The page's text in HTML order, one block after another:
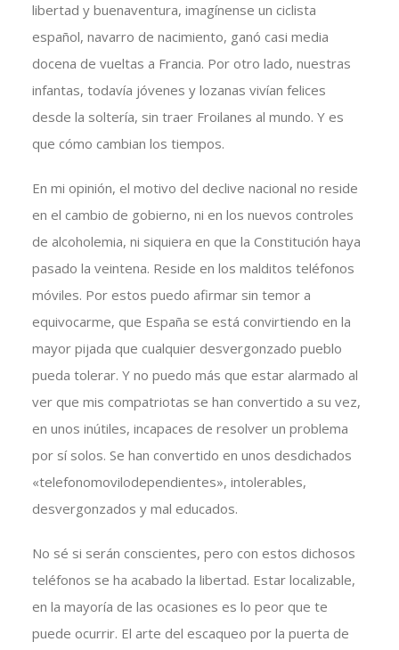
libertad y buenaventura, imagínense un ciclista
español, navarro de nacimiento, ganó casi media
docena de vueltas a Francia. Por otro lado, nuestras
infantas, todavía jóvenes y lozanas vivían felices
desde la soltería, sin traer Froilanes al mundo. Y es
que cómo cambian los tiempos.
En mi opinión, el motivo del declive nacional no reside
en el cambio de gobierno, ni en los nuevos controles
de alcoholemia, ni siquiera en que la Constitución haya
pasado la veintena. Reside en los malditos teléfonos
móviles. Por estos puedo afirmar sin temor a
equivocarme, que España se está convirtiendo en la
mayor pijada que cualquier desvergonzado pueblo
pueda tolerar. Y no puedo más que estar alarmado al
ver que mis compatriotas se han convertido a su vez,
en unos inútiles, incapaces de resolver un problema
por sí solos. Se han convertido en unos desdichados
«telefonomovilodependientes», intolerables,
desvergonzados y mal educados.
No sé si serán conscientes, pero con estos dichosos
teléfonos se ha acabado la libertad. Estar localizable,
en la mayoría de las ocasiones es lo peor que te
puede ocurrir. El arte del escaqueo por la puerta de